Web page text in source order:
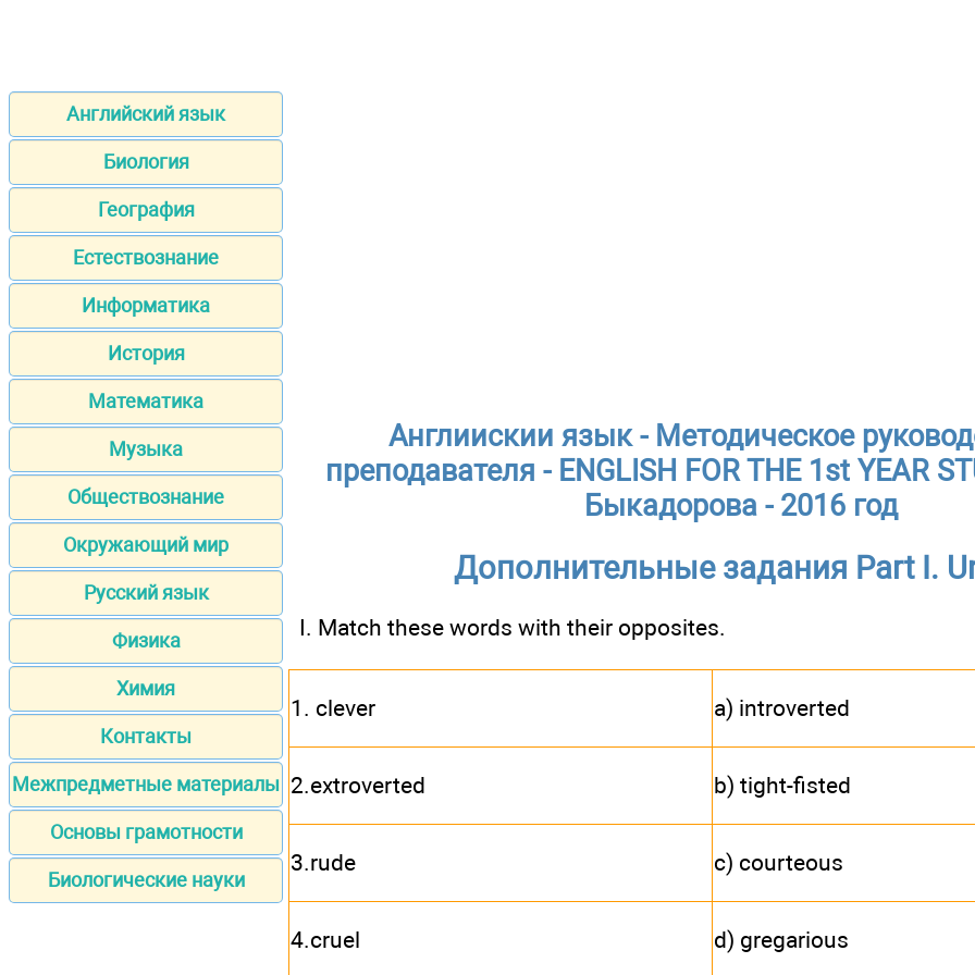
Английский язык
Биология
География
Естествознание
Информатика
История
Математика
Музыка
Обществознание
Окружающий мир
Русский язык
Физика
Химия
Контакты
Межпредметные материалы
Основы грамотности
Биологические науки
Англиискии язык - Методическое
преподавателя - ENGLISH FOR THE 1st YEAR
Быкадорова - 2016 год
Дополнительные задания Part I.
I. Match these words with their opposites.
1. clever a) introverted
2.extroverted b) tight-fisted
3.rude c) courteous
4.cruel d) gregarious